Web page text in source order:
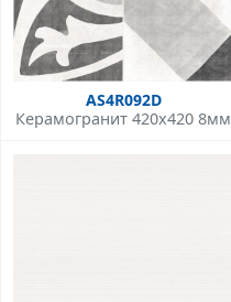
AS4R092D
Керамогранит 420x420 8мм